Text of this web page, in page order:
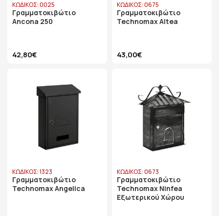
ΚΩΔΙΚΟΣ: 0025
Γραμματοκιβώτιο
Ancona 250
42,80€
ΚΩΔΙΚΟΣ: 0675
Γραμματοκιβώτιο
Technomax Altea
43,00€
ΚΩΔΙΚΟΣ: 1323
Γραμματοκιβώτιο
Technomax Angelica
ΚΩΔΙΚΟΣ: 0673
Γραμματοκιβώτιο
Technomax Ninfea
Εξωτερικού Χώρου